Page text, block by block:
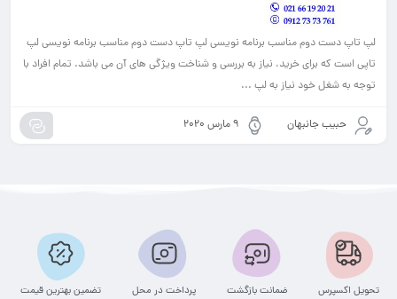
لپ تاپ دست دوم مناسب برنامه نویسی لپ تاپ دست دوم مناسب برنامه نویسی لپ
تاپی است که برای خرید، نیاز به بررسی و شناخت ویژگی های آن می باشد. تمام افراد با
توجه به شغل خود نیاز به لپ ...
حبیب جانبهان 9 مارس 2020
تحویل اکسپرس ضمانت بازگشت پرداخت در محل تضمین بهترین قیمت